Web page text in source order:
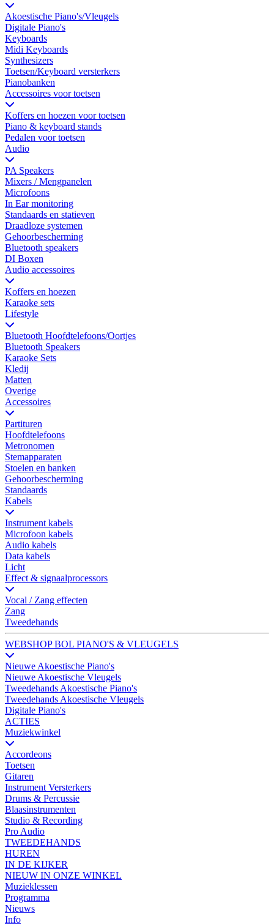
Akoestische Piano's/Vleugels
Digitale Piano's
Keyboards
Midi Keyboards
Synthesizers
Toetsen/Keyboard versterkers
Pianobanken
Accessoires voor toetsen
Koffers en hoezen voor toetsen
Piano & keyboard stands
Pedalen voor toetsen
Audio
PA Speakers
Mixers / Mengpanelen
Microfoons
In Ear monitoring
Standaards en statieven
Draadloze systemen
Gehoorbescherming
Bluetooth speakers
DI Boxen
Audio accessoires
Koffers en hoezen
Karaoke sets
Lifestyle
Bluetooth Hoofdtelefoons/Oortjes
Bluetooth Speakers
Karaoke Sets
Kledij
Matten
Overige
Accessoires
Partituren
Hoofdtelefoons
Metronomen
Stemapparaten
Stoelen en banken
Gehoorbescherming
Standaards
Kabels
Instrument kabels
Microfoon kabels
Audio kabels
Data kabels
Licht
Effect & signaalprocessors
Vocal / Zang effecten
Zang
Tweedehands
WEBSHOP BOL PIANO'S & VLEUGELS
Nieuwe Akoestische Piano's
Nieuwe Akoestische Vleugels
Tweedehands Akoestische Piano's
Tweedehands Akoestische Vleugels
Digitale Piano's
ACTIES
Muziekwinkel
Accordeons
Toetsen
Gitaren
Instrument Versterkers
Drums & Percussie
Blaasinstrumenten
Studio & Recording
Pro Audio
TWEEDEHANDS
HUREN
IN DE KIJKER
NIEUW IN ONZE WINKEL
Muzieklessen
Programma
Nieuws
Info